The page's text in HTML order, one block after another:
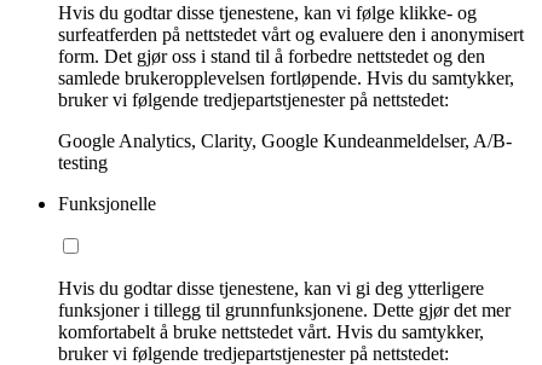
Hvis du godtar disse tjenestene, kan vi følge klikke- og
surfeatferden på nettstedet vårt og evaluere den i anonymisert
form. Det gjør oss i stand til å forbedre nettstedet og den
samlede brukeropplevelsen fortløpende. Hvis du samtykker,
bruker vi følgende tredjepartstjenester på nettstedet:
Google Analytics, Clarity, Google Kundeanmeldelser, A/B-
testing
Funksjonelle
Hvis du godtar disse tjenestene, kan vi gi deg ytterligere
funksjoner i tillegg til grunnfunksjonene. Dette gjør det mer
komfortabelt å bruke nettstedet vårt. Hvis du samtykker,
bruker vi følgende tredjepartstjenester på nettstedet: